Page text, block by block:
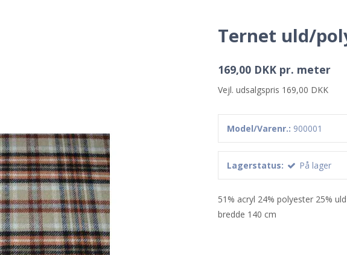
Ternet uld/
169,00 DKK pr. meter
Vejl. udsalgspris 169,00 DKK
Model/Varenr.: 900001
Lagerstatus: På lager
51% acryl 24% polyester 25% uld
bredde 140 cm